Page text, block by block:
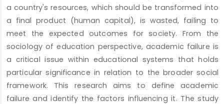
a country's resources, which should be transformed into
a final product (human capital), is wasted, failing to
meet the expected outcomes for society. From the
sociology of education perspective, academic failure is
a critical issue within educational systems that holds
particular significance in relation to the broader social
framework. This research aims to define academic
failure and identify the factors influencing it. The study